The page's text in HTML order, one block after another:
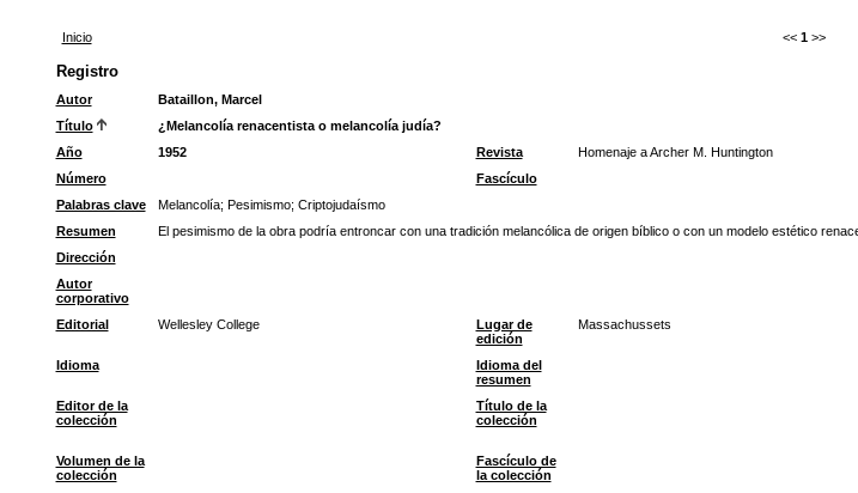
Inicio << 1 >>
Registro
Autor
Bataillon, Marcel
Título
¿Melancolía renacentista o melancolía judía?
Año
1952 Revista Homenaje a Archer M. Huntington
Número
Fascículo
Palabras clave
Melancolía; Pesimismo; Criptojudaísmo
Resumen
El pesimismo de la obra podría entroncar con una tradición melancólica de origen bíblico o con un modelo estético
Dirección
Autor
corporativo
Editorial Wellesley College
Lugar de
edición
Massachussets
Idioma
Idioma del
resumen
Editor de la
colección
Título de la
colección
Volumen de la
colección
Fascículo de
la colección